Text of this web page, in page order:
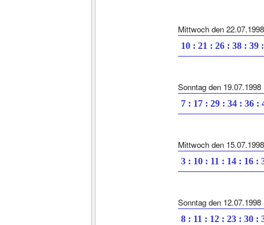
Mittwoch den 22.07.1998
10 : 21 : 26 : 38 : 39
Sonntag den 19.07.1998
7 : 17 : 29 : 34 : 36 :
Mittwoch den 15.07.1998
3 : 10 : 11 : 14 : 16 :
Sonntag den 12.07.1998
8 : 11 : 12 : 23 : 30 :